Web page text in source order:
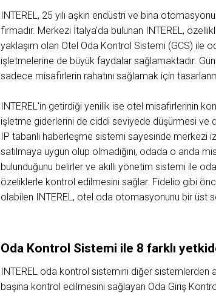
INTEREL, 25 yılı aşkın endüstri ve bina
firmadır. Merkezi İtalya'da bulunan INTEREL,
yaklaşım olan Otel Oda Kontrol Sistemi (GCS) ile
işletmelerine de büyük faydalar sağlamaktadır.
sadece misafirlerin rahatını sağlamak için
INTEREL'in getirdiği yenilik ise otel misafirlerinin
işletme giderlerini de ciddi seviyede düşürmesi ve
IP tabanlı haberleşme sistemi sayesinde merkezi
satılmaya uygun olup olmadığını, odada o anda
bulunduğunu belirler ve akıllı yönetim sistemi ile
özeliklerle kontrol edilmesini sağlar. Fidelio gibi
olabilen INTEREL, otel oda otomasyonunu bir üst
Oda Kontrol Sistemi ile 8 farklı
INTEREL oda kontrol sistemini diğer sistemlerden
başına kontrol edilmesini sağlayan Oda Giriş